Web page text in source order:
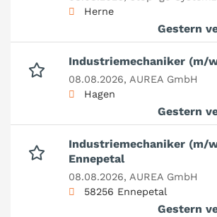
Herne
Gestern
Industriemechaniker (m/
08.08.2026, AUREA GmbH
Hagen
Gestern
Industriemechaniker (m/
Ennepetal
08.08.2026, AUREA GmbH
58256 Ennepetal
Gestern